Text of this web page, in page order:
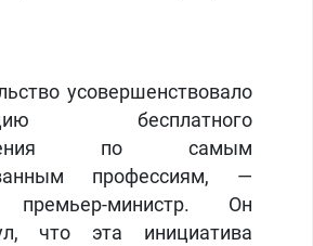
усовершенствовало
бесплатного
по самым
профессиям, —
премьер-министр. Он
что эта инициатива